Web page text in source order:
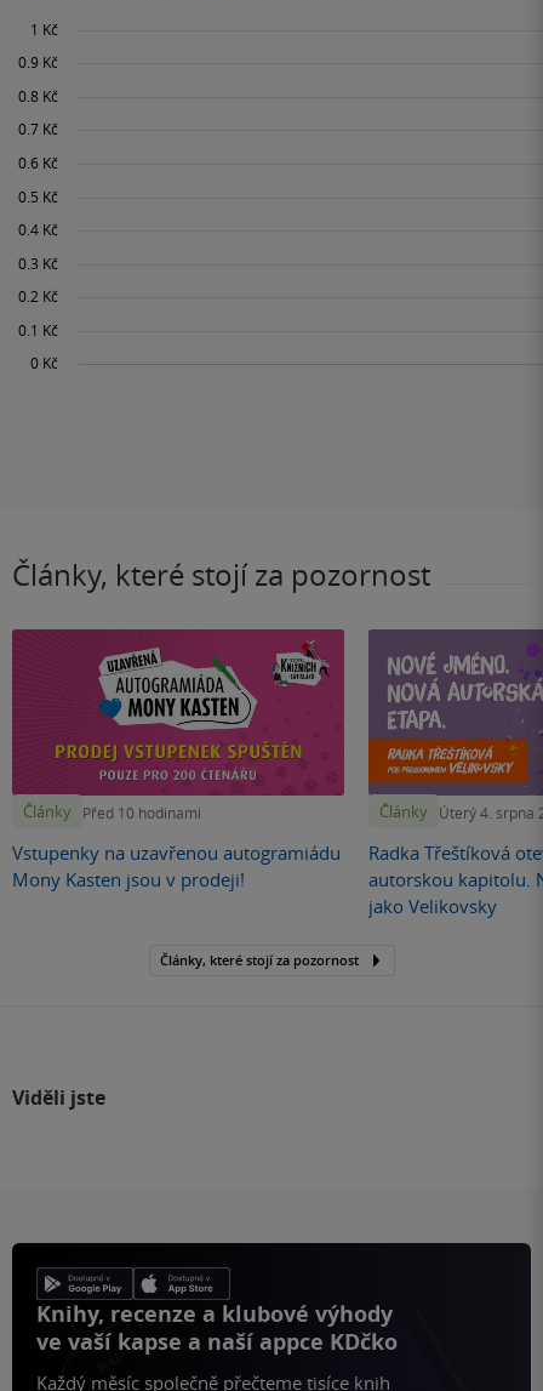
Články, které stojí za pozornost
Články Před 10 hodinami
Vstupenky na uzavřenou autogramiádu
Mony Kasten jsou v prodeji!
Články Úterý 4. srpna
Radka Třeštíková
autorskou kapitolu.
jako Velikovsky
Články, které stojí za pozornost
Viděli jste
Knihy, recenze a klubové výhody
ve vaší kapse a naší appce KDčko
Každý měsíc společně přečteme tisíce knih